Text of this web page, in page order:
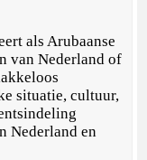
als Arubaanse
van Nederland of
situatie, cultuur,
Nederland en